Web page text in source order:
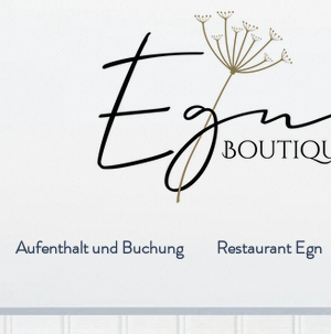
Aufenthalt und Buchung Restaurant Egn